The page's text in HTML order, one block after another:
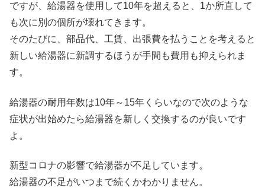
ですが、給湯器を使用して10年を超えると、1か所直して
も次に別の個所が壊れてきます。
そのたびに、部品代、工賃、出張費を払うことを考えると
新しい給湯器に新調するほうが手間も費用も抑えられま
す。
給湯器の耐用年数は10年～15年くらいなので次のような
症状が出始めたら給湯器を新しく交換するのが良いです
よ。
新型コロナの影響で給湯器が不足しています。
給湯器の不足がいつまで続くかわかりません。